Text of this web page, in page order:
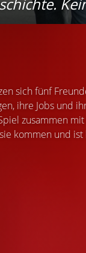
sich fünf
ihre Jobs und
zusammen
kommen und